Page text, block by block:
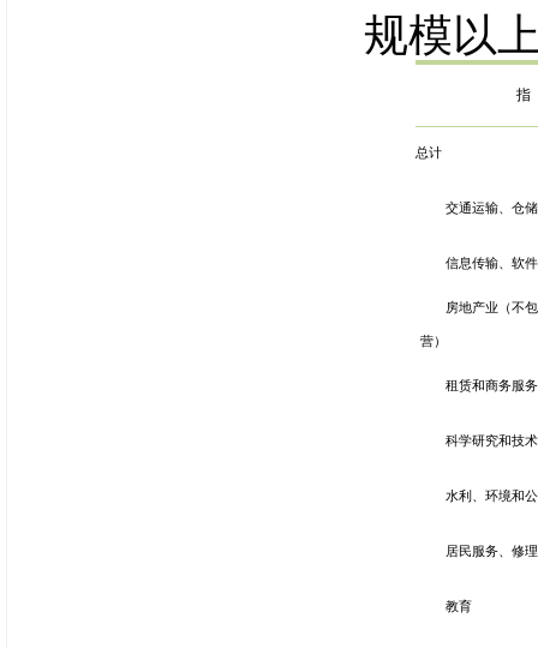
规模以
指
总计
交通运输、仓
信息传输、软
房地产业（不
营）
租赁和商务服
科学研究和技
水利、环境和
居民服务、修
教育